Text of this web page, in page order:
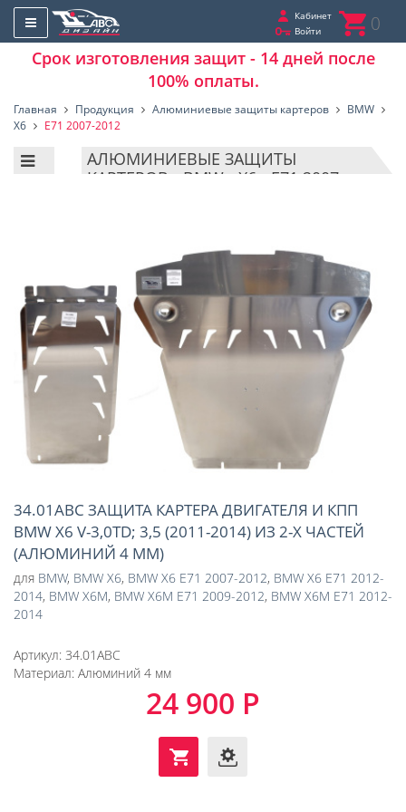
Кабинет
Войти
0
Срок изготовления защит - 14 дней после
100% оплаты.
Главная Продукция Алюминиевые защиты картеров
BMW
X6
E71 2007-2012
АЛЮМИНИЕВЫЕ ЗАЩИТЫ
КАРТЕРОВ - BMW - X6 - E71 2007-
34.01ABC ЗАЩИТА КАРТЕРА ДВИГАТЕЛЯ И КПП
BMW X6 V-3,0TD; 3,5 (2011-2014) ИЗ 2-Х ЧАСТЕЙ
(АЛЮМИНИЙ 4 ММ)
для BMW, BMW X6, BMW X6 E71 2007-2012, BMW X6 E71 2012-
2014, BMW X6M, BMW X6M E71 2009-2012, BMW X6M E71 2012-
2014
Артикул: 34.01ABC
Материал: Алюминий 4 мм
24 900 Р